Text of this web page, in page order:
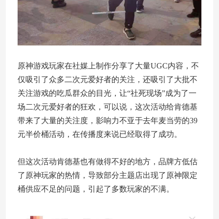
原神游戏玩家在社媒上制作分享了大量UGC内容，不
仅吸引了众多二次元爱好者的关注，还吸引了大批不
关注游戏的吃瓜群众的目光，让“社死现场”成为了一
场二次元爱好者的狂欢，可以说，这次活动给肯德基
带来了大量的关注度，影响力不亚于去年麦当劳的39
元半价桶活动，在传播度来说已经取得了成功。
但这次活动肯德基也有做得不好的地方，品牌方低估
了原神玩家的热情，导致部分主题店出现了原神限定
桶供应不足的问题，引起了多数玩家的不满。